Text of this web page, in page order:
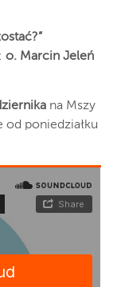
o. Marcin Jeleń
na Mszy
od poniedziałku